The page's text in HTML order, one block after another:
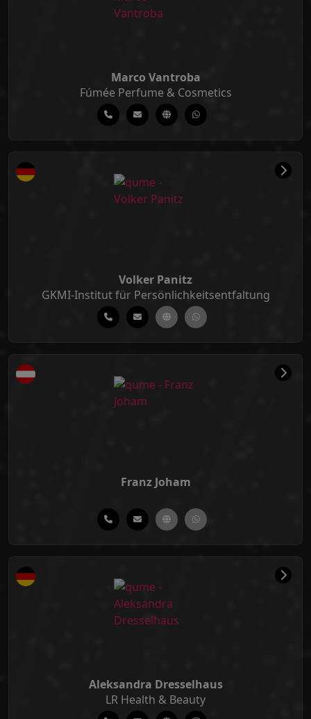
Marco Vantroba
Fúmée Perfume & Cosmetics
Volker Panitz
GKMI-Institut für Persönlichkeitsentfaltung
Franz Joham
Aleksandra Dresselhaus
LR Health & Beauty